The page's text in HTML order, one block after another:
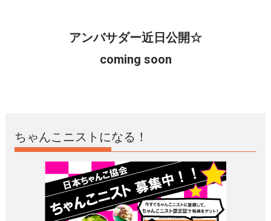
アンバサダー近日公開☆
coming soon
ちゃんこニストになる！